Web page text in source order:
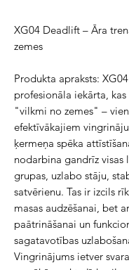
XG04 Deadlift – Āra
zemes
Produkta apraksts:
profesionāla iekārta,
"vilkmi no zemes" –
efektīvākajiem
ķermeņa spēka
nodarbina gandrīz visas
grupas, uzlabo stāju,
satvērienu. Tas ir izcils
masas audzēšanai, bet
paātrināšanai un
sagatavotības
Vingrinājums ietver